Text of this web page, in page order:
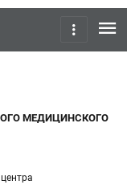
more_vert menu
МЕДИЦИНСКОГО